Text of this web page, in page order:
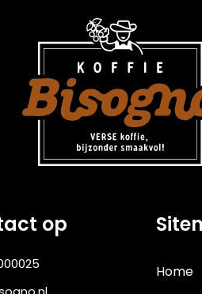
op
Home